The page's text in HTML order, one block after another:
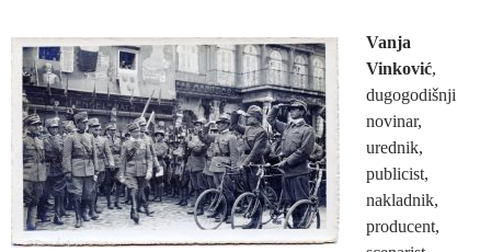
Vanja
Vinković,
dugogodišnji
novinar,
urednik,
publicist,
nakladnik,
producent,